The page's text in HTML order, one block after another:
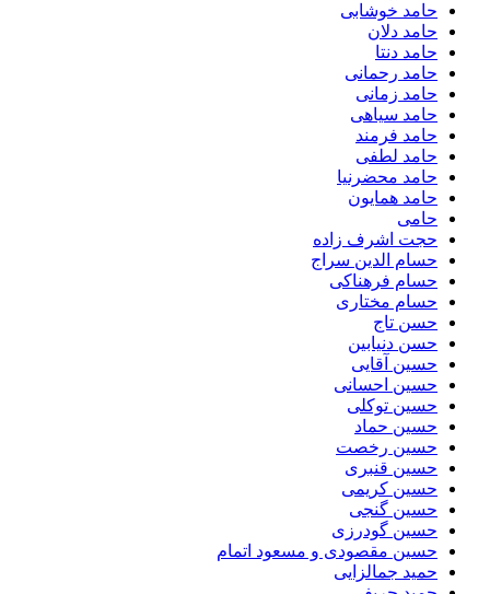
حامد خوشابی
حامد دلان
حامد دنتا
حامد رحمانی
حامد زمانی
حامد سیاهی
حامد فرمند
حامد لطفی
حامد محضرنیا
حامد همایون
حامی
حجت اشرف زاده
حسام الدین سراج
حسام فرهناکی
حسام مختاری
حسن تاج
حسن دنیابین
حسین آقایی
حسین احسانی
حسین توکلی
حسین حماد
حسین رخصت
حسین قنبری
حسین کریمی
حسین گنجی
حسین گودرزی
حسین مقصودی و مسعود اتمام
حمید جمالزایی